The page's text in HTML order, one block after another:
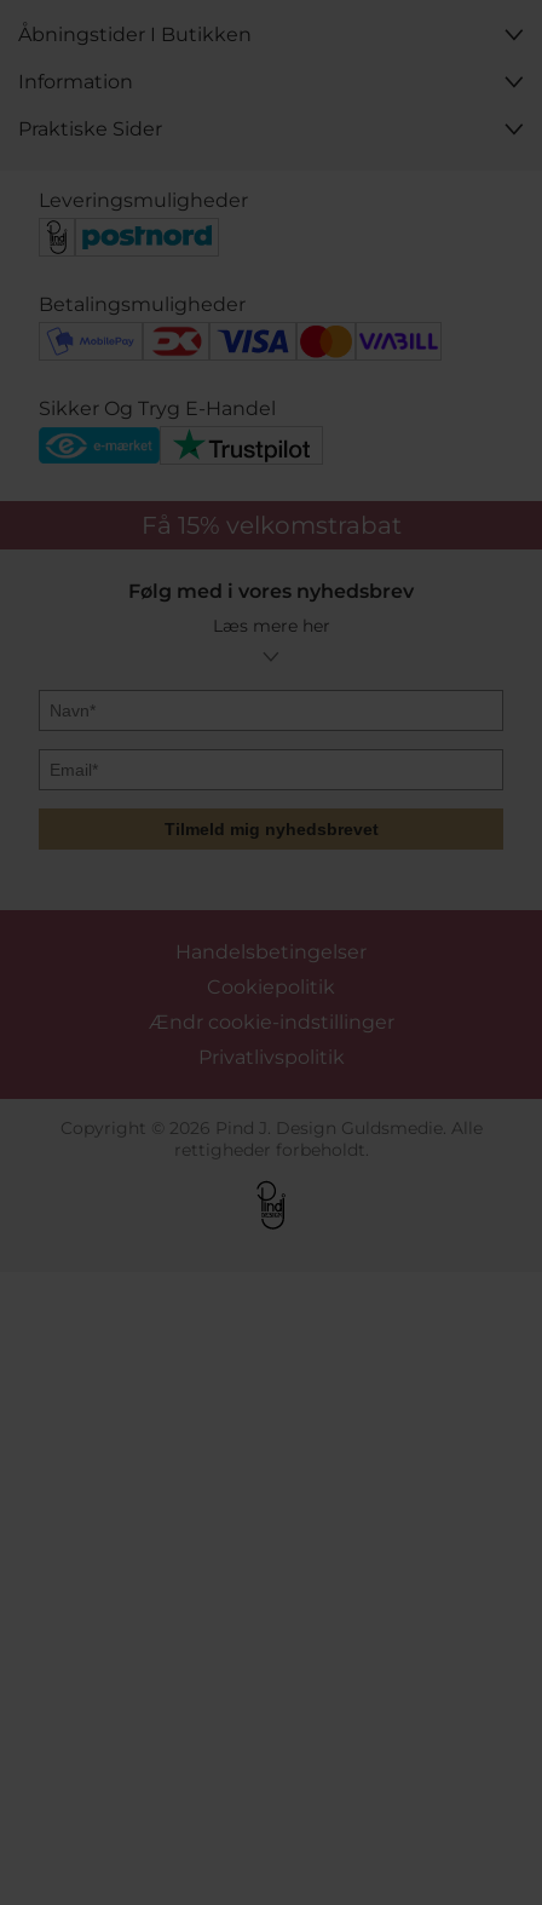
Åbningstider I Butikken
Information
Praktiske Sider
Leveringsmuligheder
Betalingsmuligheder
Sikker Og Tryg E-Handel
Få 15% velkomstrabat
Følg med i vores nyhedsbrev
Læs mere her
Tilmeld mig nyhedsbrevet
Handelsbetingelser
Cookiepolitik
Ændr cookie-indstillinger
Privatlivspolitik
Copyright © 2026 Pind J. Design Guldsmedie. Alle
rettigheder forbeholdt.